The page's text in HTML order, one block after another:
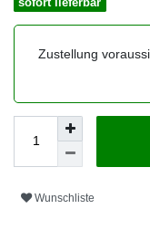
Zustellung
Wunschliste